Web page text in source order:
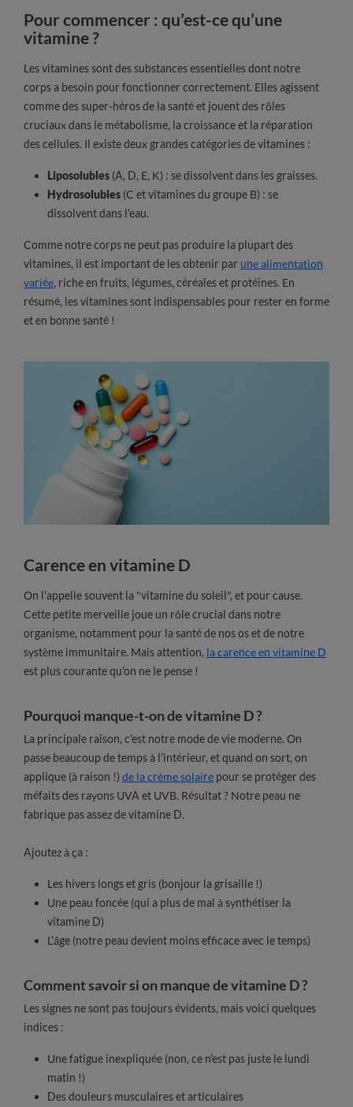
Pour commencer : qu’est-ce qu’une
vitamine ?
Les vitamines sont des substances essentielles dont notre
corps a besoin pour fonctionner correctement. Elles agissent
comme des super-héros de la santé et jouent des rôles
cruciaux dans le métabolisme, la croissance et la réparation
des cellules. Il existe deux grandes catégories de vitamines :
Liposolubles (A, D, E, K) : se dissolvent dans les graisses.
Hydrosolubles (C et vitamines du groupe B) : se
dissolvent dans l'eau.
Comme notre corps ne peut pas produire la plupart des
vitamines, il est important de les obtenir par une alimentation
variée, riche en fruits, légumes, céréales et protéines. En
résumé, les vitamines sont indispensables pour rester en forme
et en bonne santé !
Carence en vitamine D
On l'appelle souvent la "vitamine du soleil", et pour cause.
Cette petite merveille joue un rôle crucial dans notre
organisme, notamment pour la santé de nos os et de notre
système immunitaire. Mais attention, la carence en vitamine D
est plus courante qu'on ne le pense !
Pourquoi manque-t-on de vitamine D ?
La principale raison, c'est notre mode de vie moderne. On
passe beaucoup de temps à l'intérieur, et quand on sort, on
applique (à raison !) de la crème solaire pour se protéger des
méfaits des rayons UVA et UVB. Résultat ? Notre peau ne
fabrique pas assez de vitamine D.
Ajoutez à ça :
Les hivers longs et gris (bonjour la grisaille !)
Une peau foncée (qui a plus de mal à synthétiser la
vitamine D)
L'âge (notre peau devient moins efficace avec le temps)
Comment savoir si on manque de vitamine D ?
Les signes ne sont pas toujours évidents, mais voici quelques
indices :
Une fatigue inexpliquée (non, ce n'est pas juste le lundi
matin !)
Des douleurs musculaires et articulaires